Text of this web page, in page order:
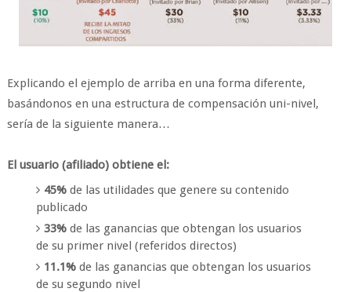
Explicando el ejemplo de arriba en una forma diferente,
basándonos en una estructura de compensación uni-nivel,
sería de la siguiente manera…
El usuario (afiliado) obtiene el:
45% de las utilidades que genere su contenido
publicado
33%de las ganancias que obtengan los usuarios
de su primer nivel (referidos directos)
11.1% de las ganancias que obtengan los usuarios
de su segundo nivel